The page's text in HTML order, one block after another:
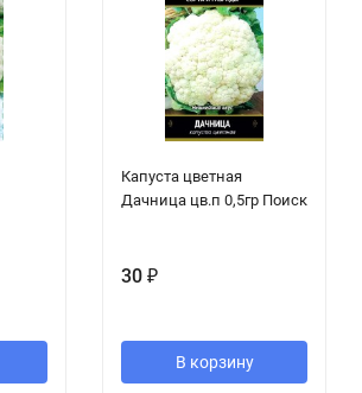
Капуста цветная
Дачница цв.п 0,5гр Поиск
30 ₽
В корзину